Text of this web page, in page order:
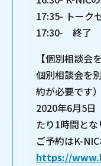
17:35- トーク
17:30- 終了
【個別相談会
個別相談会を
約が必要です）
2020年6月5日
たり1時間とな
ご予約はK-
https://